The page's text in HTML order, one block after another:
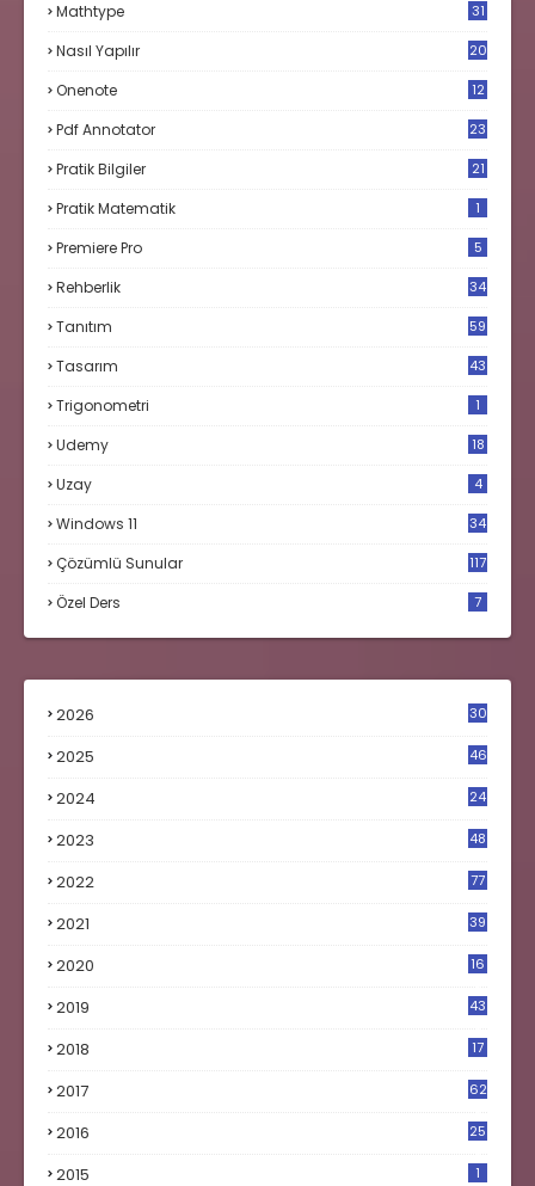
Mathtype 31
Nasıl Yapılır 20
Onenote 12
Pdf Annotator 23
Pratik Bilgiler 21
Pratik Matematik 1
Premiere Pro 5
Rehberlik 34
Tanıtım 59
Tasarım 43
Trigonometri 1
Udemy 18
Uzay 4
Windows 11 34
Çözümlü Sunular 117
Özel Ders 7
2026 30
2025 46
2024 24
2023
48
2022 77
2021 39
2020
16
2019
43
2018
17
2017
62
2016
25
2015 1